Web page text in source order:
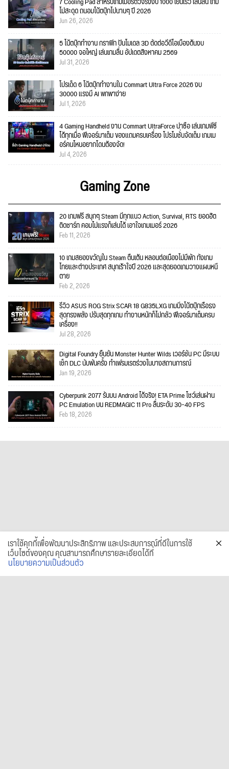
ไม่สะดุด ถนอมโน้ตบุ๊กไปนานๆ ปี 2026
Jun 26, 2026
5 โน้ตบุ๊กทำงาน กราฟิก ปั้นโมเดล 3D ตัดต่อวีดีโอเบื้องต้นงบ
50000 จอใหญ่ เล่นเกมลื่น อัปเดตสิงหาคม 2569
Jul 31, 2026
โปรเด็ด 6 โน้ตบุ๊กทำงานใน Commart Ultra Force 2026 งบ
30000 แรงมี AI พกพาง่าย
Jul 1, 2026
4 Gaming Handheld งาน Commart UltraForce น่าซื้อ เล่นเกมพีซี
ได้ทุกเมื่อ ฟีเจอร์มาเต็ม ของแถมครบเครื่อง โปรโมชั่นจัดเต็ม เกมเม
อร์คนไหนอยากโดนต้องจัด!
Jul 4, 2026
Gaming Zone
20 เกมฟรี สนุกๆ Steam มีทุกแนว Action, Survival, RTS ยอดฮิต
ติดชาร์ท คอมไม่แรงก็เล่นได้ เอาใจเกมเมอร์ 2026
Feb 11, 2026
10 เกมสยองขวัญใน Steam ตื่นเต้น หลอนต่อเนื่องไม่มีพัก ทั้งเกม
ไทยและต่างประเทศ สนุกเร้าใจปี 2026 และสุดยอดเกมวางแผนหนี
ตาย
Feb 2, 2026
รีวิว ASUS ROG Strix SCAR 18 G835LXG เกมมิ่งโน้ตบุ๊กเรือธง
สุดทรงพลัง ปรับสุดทุกเกม ทำงานหนักก็ไม่กลัว ฟีเจอร์มาเต็มครบ
เครื่อง!!
Jul 28, 2026
Digital Foundry ยืนยัน Monster Hunter Wilds เวอร์ชัน PC มีระบบ
เช็ก DLC นับพันครั้ง ทำเฟรมเรตร่วงในบางสถานการณ์
Jan 19, 2026
Cyberpunk 2077 รันบน Android ได้จริง! ETA Prime โชว์เล่นผ่าน
PC Emulation บน REDMAGIC 11 Pro ลื่นระดับ 30–40 FPS
Feb 18, 2026
เราใช้คุกกี้เพื่อพัฒนาประสิทธิภาพ และประสบการณ์ที่ดีในการใช้
เว็บไซต์ของคุณ คุณสามารถศึกษารายละเอียดได้ที่
นโยบายความเป็นส่วนตัว